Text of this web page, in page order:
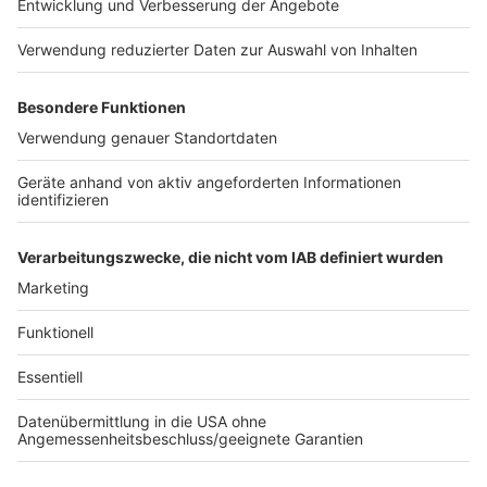
MDR: Ramadan 2024
Tagesschau: Fasten, während die Gedanken in Gaza
sind
Autorin:Alina Liertz
Anzeige